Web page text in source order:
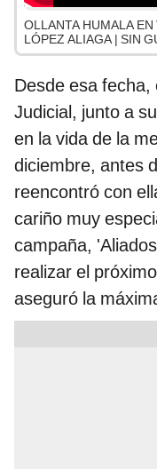
OLLANTA HUMALA
LÓPEZ ALIAGA | SIN
Desde esa
Judicial, junto a
en la vida de la
diciembre, antes
reencontró con
cariño muy
campaña,
realizar el
aseguró la